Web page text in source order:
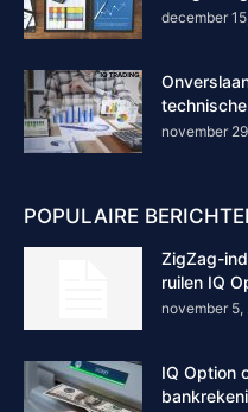
december
november
POPULAIRE
ZigZag-
ruilen IQ
november 5,
IQ Option